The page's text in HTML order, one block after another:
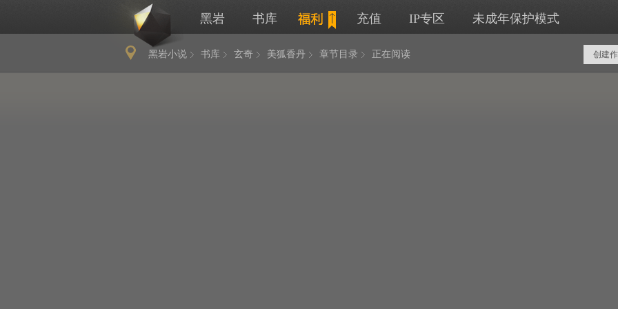
黑岩 书库 充值 IP专区 未成年保护模式
黑岩小说 书库 玄奇 美狐香丹 章节目录 正在阅读 创建